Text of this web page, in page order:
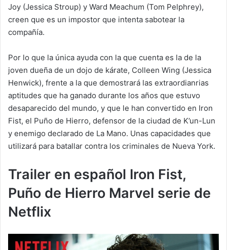
Joy (Jessica Stroup) y Ward Meachum (Tom Pelphrey),
creen que es un impostor que intenta sabotear la
compañía.
Por lo que la única ayuda con la que cuenta es la de la
joven dueña de un dojo de kárate, Colleen Wing (Jessica
Henwick), frente a la que demostrará las extraordianrias
aptitudes que ha ganado durante los años que estuvo
desaparecido del mundo, y que le han convertido en Iron
Fist, el Puño de Hierro, defensor de la ciudad de K’un-Lun
y enemigo declarado de La Mano. Unas capacidades que
utilizará para batallar contra los criminales de Nueva York.
Trailer en español Iron Fist,
Puño de Hierro Marvel serie de
Netflix